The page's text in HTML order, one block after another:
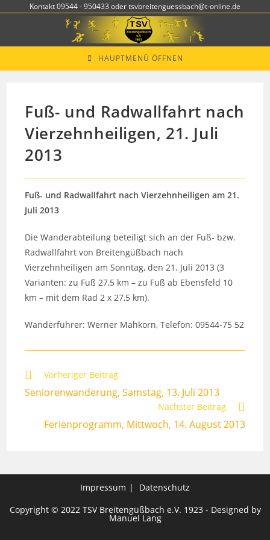
Kontakt 09544 - 950433 oder tsvbreitenguessbach@t-online.de
HAUPTMENÜ ÖFFNEN
Fuß- und Radwallfahrt nach
Vierzehnheiligen, 21. Juli
2013
Fuß- und Radwallfahrt nach Vierzehnheiligen am 21.
Juli 2013
Die Wanderabteilung beteiligt sich an der Fuß- bzw.
Radwallfahrt von Breitengüßbach nach
Vierzehnheiligen am Sonntag, den 21. Juli 2013 (3
Varianten: zu Fuß 27,5 km – zu Fuß ab Ebensfeld 10
km – mit dem Rad 2 x 27,5 km).
Wanderführer: Werner Mahkorn, Telefon: 09544-75 52
Weitere
ansehen
Vorheriger Beitrag
Seniorenwanderung, Samstag, 13. Juli 2013
Nächster Beitrag
Ferienprogramm, Mittwoch, 14. August 2013
Impressum
Datenschutz
Copyright © 2022 TSV Breitengüßbach e.V. 1923 - Designed by
Manuel Lang